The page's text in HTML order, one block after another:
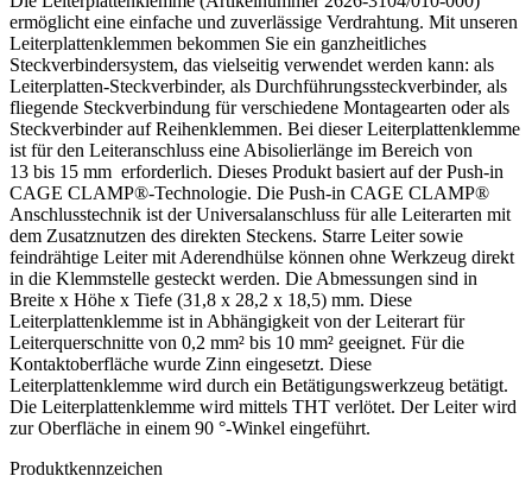
ermöglicht eine einfache und zuverlässige Verdrahtung. Mit unseren
Leiterplattenklemmen bekommen Sie ein ganzheitliches
Steckverbindersystem, das vielseitig verwendet werden kann: als
Leiterplatten-Steckverbinder, als Durchführungssteckverbinder, als
fliegende Steckverbindung für verschiedene Montagearten oder als
Steckverbinder auf Reihenklemmen. Bei dieser Leiterplattenklemme
ist für den Leiteranschluss eine Abisolierlänge im Bereich von
13 bis 15 mm erforderlich. Dieses Produkt basiert auf der Push-in
CAGE CLAMP®-Technologie. Die Push-in CAGE CLAMP®
Anschlusstechnik ist der Universalanschluss für alle Leiterarten mit
dem Zusatznutzen des direkten Steckens. Starre Leiter sowie
feindrähtige Leiter mit Aderendhülse können ohne Werkzeug direkt
in die Klemmstelle gesteckt werden. Die Abmessungen sind in
Breite x Höhe x Tiefe (31,8 x 28,2 x 18,5) mm. Diese
Leiterplattenklemme ist in Abhängigkeit von der Leiterart für
Leiterquerschnitte von 0,2 mm² bis 10 mm² geeignet. Für die
Kontaktoberfläche wurde Zinn eingesetzt. Diese
Leiterplattenklemme wird durch ein Betätigungswerkzeug betätigt.
Die Leiterplattenklemme wird mittels THT verlötet. Der Leiter wird
zur Oberfläche in einem 90 °-Winkel eingeführt.
Produktkennzeichen